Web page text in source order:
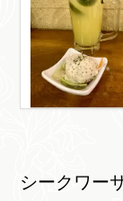
シークワー